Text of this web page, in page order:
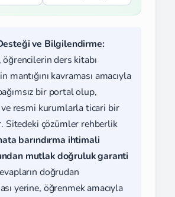
ve Bilgilendirme:
öğrencilerin ders kitabı
mantığını kavraması amacıyla
bir portal olup,
ve resmi kurumlarla ticari bir
Sitedeki çözümler rehberlik
barındırma ihtimali
mutlak doğruluk garanti
doğrudan
yerine, öğrenmek amacıyla